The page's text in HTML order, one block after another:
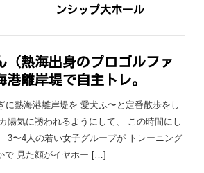
ンシップ大ホール
（熱海出身のプロゴルファ
港離岸堤で自主トレ。
に熱海港離岸堤を 愛犬ふ〜と定番散歩をし
陽気に誘われるようにして、 この時間にし
3〜4人の若い女子グループが トレーニング
で 見た顔がイヤホー […]